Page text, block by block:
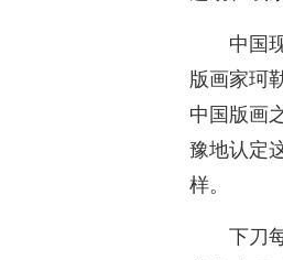
中国
版画家珂
中国版画
豫地认定
样。
下刀